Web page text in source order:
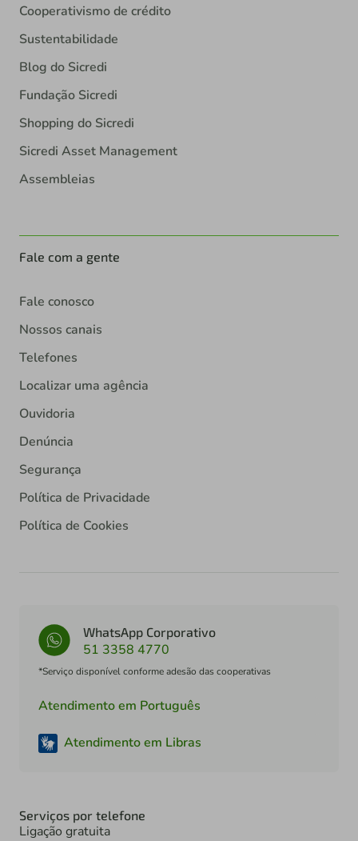
Cooperativismo de crédito
Sustentabilidade
Blog do Sicredi
Fundação Sicredi
Shopping do Sicredi
Sicredi Asset Management
Assembleias
Fale com a gente
Fale conosco
Nossos canais
Telefones
Localizar uma agência
Ouvidoria
Denúncia
Segurança
Política de Privacidade
Política de Cookies
WhatsApp Corporativo
51 3358 4770
*Serviço disponível conforme adesão das cooperativas
Atendimento em Português
Atendimento em Libras
Serviços por telefone
Ligação gratuita